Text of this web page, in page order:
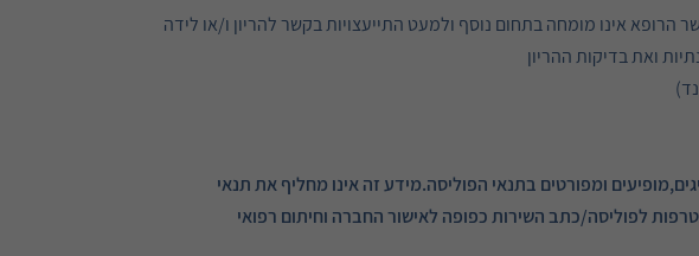
אינו מומחה בתחום נוסף ולמעט התייעצויות בקשר להריון ו/או לידה
ואת בדיקות ההריון
ומפורטים בתנאי הפוליסה.מידע זה אינו מחליף את תנאי
לפוליסה/כתב השירות כפופה לאישור החברה וחיתום רפואי